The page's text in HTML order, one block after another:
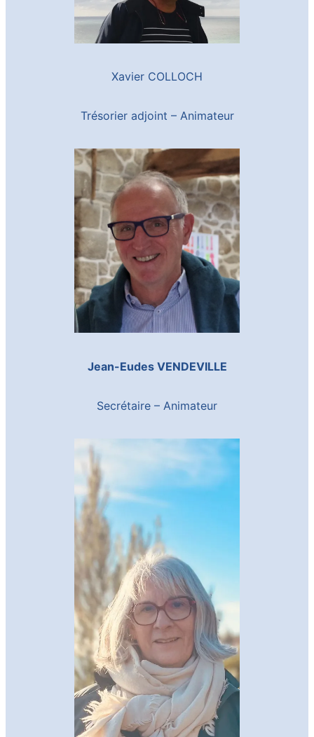
Xavier COLLOCH
Trésorier adjoint – Animateur
Jean-Eudes VENDEVILLE
Secrétaire – Animateur